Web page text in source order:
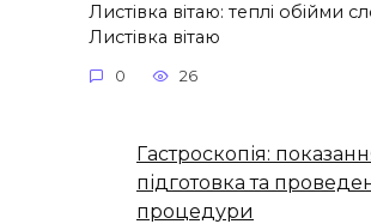
Листівка вітаю: теплі обійми
Листівка вітаю
0 26
Гастроскопія:
підготовка та
процедури